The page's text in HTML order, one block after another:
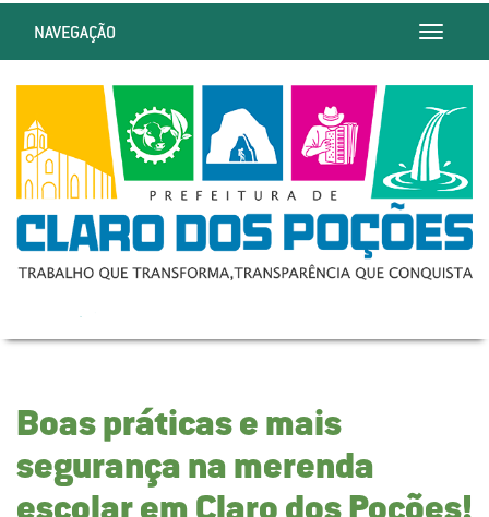
Toggle
NAVEGAÇÃO
Boas práticas e mais
segurança na merenda